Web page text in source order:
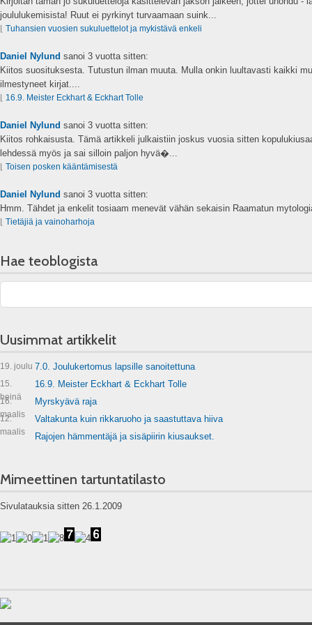
joululukemisista! Ruut ei pyrkinyt turvaamaan suink...
Tuhansien vuosien sukuluettelot ja mykistävä enkeli
Daniel Nylund sanoi 3 vuotta sitten:
Kiitos suosituksesta. Tutustun ilman muuta. Mulla onkin luultavasti kaikki
ilmestyneet kirjat....
16.9. Meister Eckhart & Eckhart Tolle
Daniel Nylund sanoi 3 vuotta sitten:
Kiitos rohkaisusta. Tämä artikkeli julkaistiin joskus vuosia sitten
lehdessä myös ja sai silloin paljon hyvä�...
Toisen posken kääntämisestä
Daniel Nylund sanoi 3 vuotta sitten:
Hmm. Tähdet ja enkelit tosiaam menevät vähän sekaisin Raamatun
Tietäjiä ja vainoharhoja
Hae teoblogista
Uusimmat artikkelit
19. joulu 7.0. Joulukertomus lapsille sanoitettuna
15.
heinä
16.9. Meister Eckhart & Eckhart Tolle
16.
maalis
Myrskyävä raja
12.
maalis
Valtakunta kuin rikkaruoho ja saastuttava hiiva
Rajojen hämmentäjä ja sisäpiirin kiusaukset.
Mimeettinen tartuntatilasto
Sivulatauksia sitten 26.1.2009